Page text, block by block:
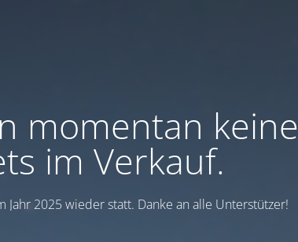
momentan keine
im Verkauf.
Jahr 2025 wieder statt. Danke an alle Unterstützer!